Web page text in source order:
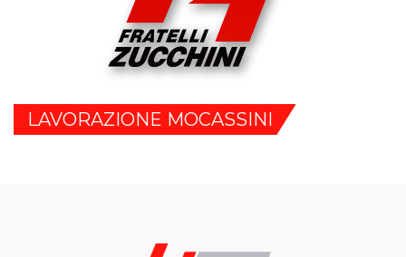
LAVORAZIONE MOCASSINI